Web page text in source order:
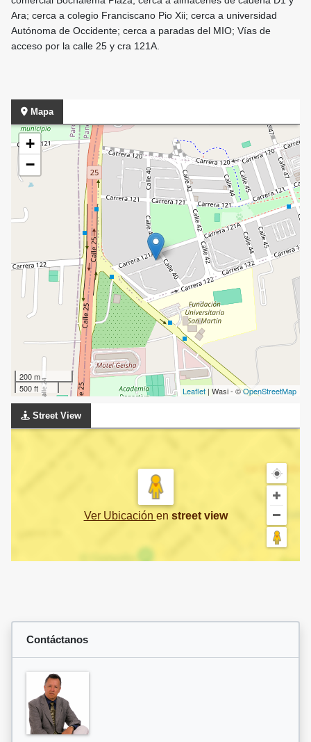
Ara; cerca a colegio Franciscano Pio Xii; cerca a universidad
Autónoma de Occidente; cerca a paradas del MIO; Vías de
acceso por la calle 25 y cra 121A.
Mapa
+
−
200 m
500 ft
Leaflet | Wasi - ©OpenStreetMap
Street View
Ver Ubicación en street view
Contáctanos